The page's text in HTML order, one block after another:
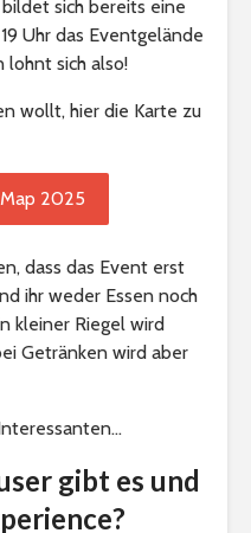
sich bereits eine
Uhr das Eventgelände
sich also!
wollt, hier die Karte zu
dass das Event erst
ihr weder Essen noch
kleiner Riegel wird
Getränken wird aber
gibt es und